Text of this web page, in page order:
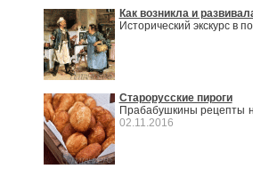
Как возникла и
Исторический экскурс в
Старорусские пироги
Прабабушкины рецепты
02.11.2016